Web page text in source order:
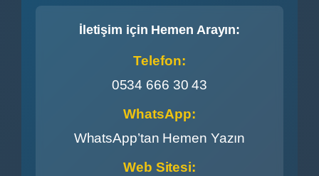
İletişim için Hemen Arayın:
Telefon:
0534 666 30 43
WhatsApp:
WhatsApp’tan Hemen Yazın
Web Sitesi: